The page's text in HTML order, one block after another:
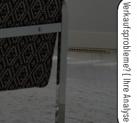
Verkaufsprobleme? { Ihre Analyse }